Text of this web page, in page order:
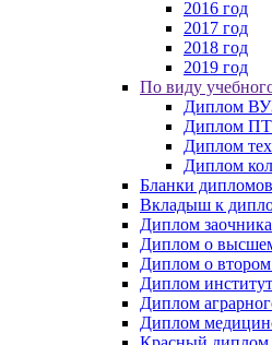
2016 год
2017 год
2018 год
2019 год
По виду
Диплом
Диплом
Диплом
Диплом
Бланки дипломов
Вкладыш к
Диплом заочника
Диплом о
Диплом о
Диплом
Диплом
Диплом